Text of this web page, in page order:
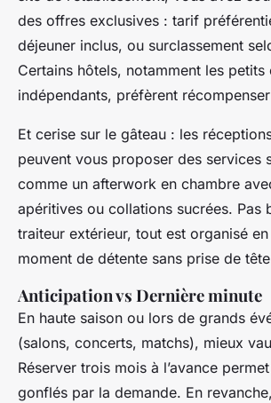
des offres exclusives : tarif
déjeuner inclus, ou surclassement
Certains hôtels, notamment les petits
indépendants, préfèrent
Et cerise sur le gâteau : les
peuvent vous proposer des services
comme un afterwork en chambre
apéritives ou collations sucrées. Pas
traiteur extérieur, tout est organisé
moment de détente sans prise de
Anticipation vs Dernière minute
En haute saison ou lors de grands
(salons, concerts, matchs), mieux
Réserver trois mois à l’avance
gonflés par la demande. En